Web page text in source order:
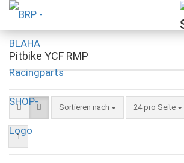
Pitbike YCF RMP
Sortieren nach
Sortieren nach 24 pro Seite
pro Seite
1